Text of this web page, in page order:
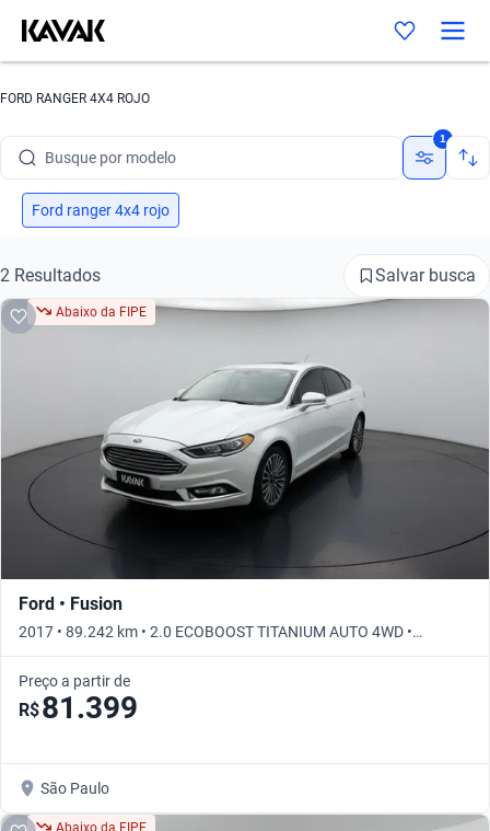
FORD RANGER 4X4 ROJO
Busque por modelo
Busque por versão
Busque por marca
Busque por versão
Busque por ano
1
Ford ranger 4x4 rojo
2 Resultados Salvar busca
Abaixo da FIPE
Ford • Fusion
2017 • 89.242 km • 2.0 ECOBOOST TITANIUM AUTO 4WD •
Automático
Preço a partir de
R$81.399
São Paulo
Abaixo da FIPE